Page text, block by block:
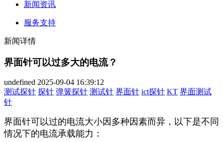
新闻资讯
服务支持
新闻详情
界面针可以过多大的电流？
undefined 2025-09-04 16:39:12
测试探针 探针 弹簧探针 测试针 界面针 ict探针 KT 界面测试
针
界面针可以过的电流大小因多种因素而异，以下是不同
情况下的电流承载能力：